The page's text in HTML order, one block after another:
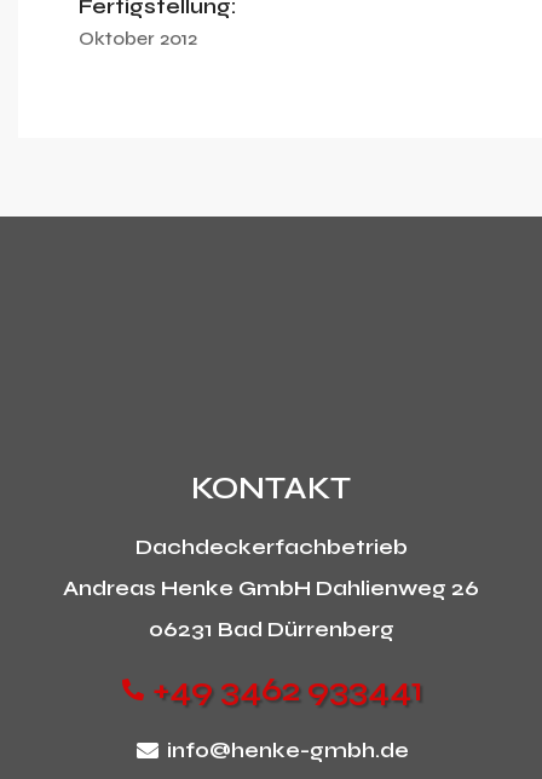
Fertigstellung:
Oktober 2012
KONTAKT
Dachdeckerfachbetrieb
Andreas Henke GmbH Dahlienweg 26
06231 Bad Dürrenberg
+49 3462 933441
info@henke-gmbh.de